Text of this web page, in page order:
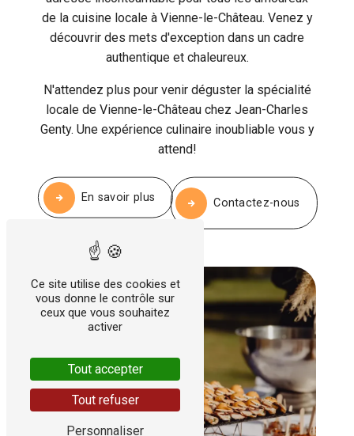
de la cuisine locale à Vienne-le-Château. Venez y
découvrir des mets d'exception dans un cadre
authentique et chaleureux.
N'attendez plus pour venir déguster la spécialité
locale de Vienne-le-Château chez Jean-Charles
Genty. Une expérience culinaire inoubliable vous y
attend!
En savoir plus Contactez-nous
Ce site utilise des cookies et
vous donne le contrôle sur
ceux que vous souhaitez
activer
Tout accepter
Tout refuser
Personnaliser